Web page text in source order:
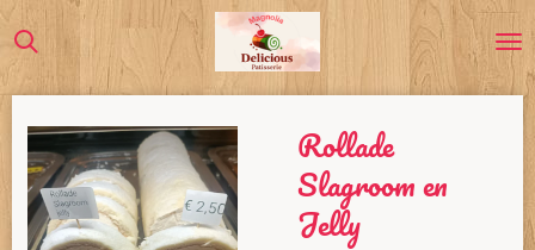
direct
hoofdinhoud
Rollade
Slagroom en
Jelly